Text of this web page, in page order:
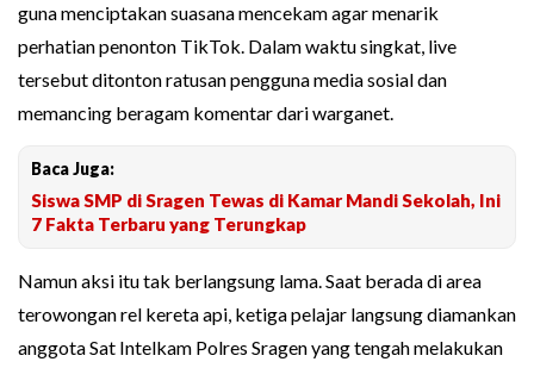
guna menciptakan suasana mencekam agar menarik
perhatian penonton TikTok. Dalam waktu singkat, live
tersebut ditonton ratusan pengguna media sosial dan
memancing beragam komentar dari warganet.
Baca Juga:
Siswa SMP di Sragen Tewas di Kamar Mandi Sekolah, Ini
7 Fakta Terbaru yang Terungkap
Namun aksi itu tak berlangsung lama. Saat berada di area
terowongan rel kereta api, ketiga pelajar langsung diamankan
anggota Sat Intelkam Polres Sragen yang tengah melakukan